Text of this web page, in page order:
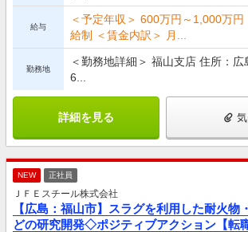
給与
＜予定年収＞ 600万円～1,000万円
給制 ＜賃金内訳＞ 月...
勤務地
＜勤務地詳細＞ 福山支店 住所：
6...
詳細を見る
NEW 正社員
ＪＦＥスチール株式会社
【広島：福山市】スラグを利用した耐火物
どの研究開発◇ポジティブアクション【転